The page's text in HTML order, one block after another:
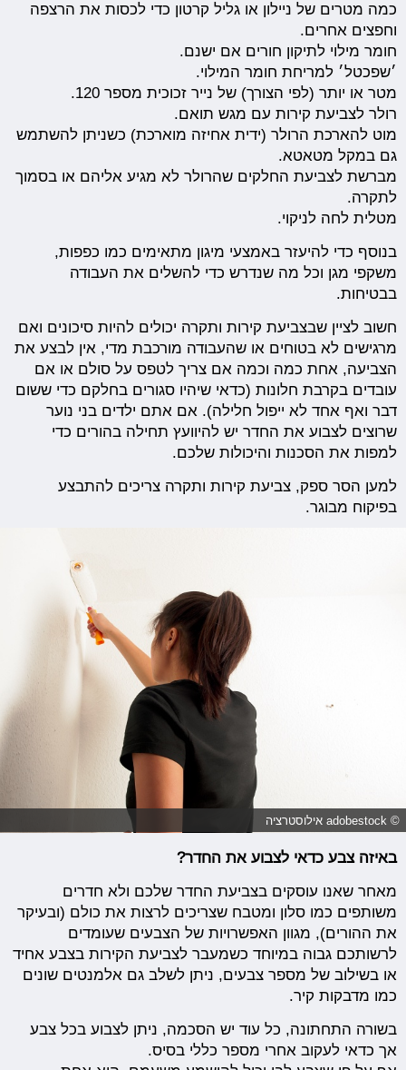
כמה מטרים של ניילון או גליל קרטון כדי לכסות את הרצפה
וחפצים אחרים.
חומר מילוי לתיקון חורים אם ישנם.
׳שפכטל׳ למריחת חומר המילוי.
מטר או יותר (לפי הצורך) של נייר זכוכית מספר 120.
רולר לצביעת קירות עם מגש תואם.
מוט להארכת הרולר (ידית אחיזה מוארכת) כשניתן להשתמש
גם במקל מטאטא.
מברשת לצביעת החלקים שהרולר לא מגיע אליהם או בסמוך
לתקרה.
מטלית לחה לניקוי.
בנוסף כדי להיעזר באמצעי מיגון מתאימים כמו כפפות,
משקפי מגן וכל מה שנדרש כדי להשלים את העבודה
בבטיחות.
חשוב לציין שבצביעת קירות ותקרה יכולים להיות סיכונים ואם
מרגישים לא בטוחים או שהעבודה מורכבת מדי, אין לבצע את
הצביעה, אחת כמה וכמה אם צריך לטפס על סולם או אם
עובדים בקרבת חלונות (כדאי שיהיו סגורים בחלקם כדי ששום
דבר ואף אחד לא ייפול חלילה). אם אתם ילדים בני נוער
שרוצים לצבוע את החדר יש להיוועץ תחילה בהורים כדי
למפות את הסכנות והיכולות שלכם.
למען הסר ספק, צביעת קירות ותקרה צריכים להתבצע
בפיקוח מבוגר.
© adobestock אילוסטרציה
באיזה צבע כדאי לצבוע את החדר?
מאחר שאנו עוסקים בצביעת החדר שלכם ולא חדרים
משותפים כמו סלון ומטבח שצריכים לרצות את כולם (ובעיקר
את ההורים), מגוון האפשרויות של הצבעים שעומדים
לרשותכם גבוה במיוחד כשמעבר לצביעת הקירות בצבע אחיד
או בשילוב של מספר צבעים, ניתן לשלב גם אלמנטים שונים
כמו מדבקות קיר.
בשורה התחתונה, כל עוד יש הסכמה, ניתן לצבוע בכל צבע
אך כדאי לעקוב אחרי מספר כללי בסיס.